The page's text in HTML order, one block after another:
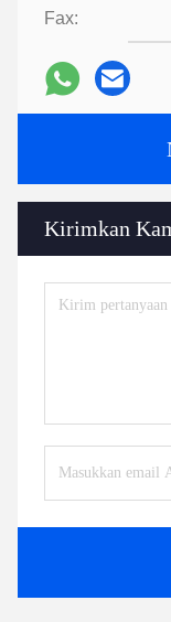
Fax:
Kirimkan